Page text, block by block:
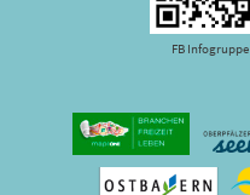
FB Infogruppe